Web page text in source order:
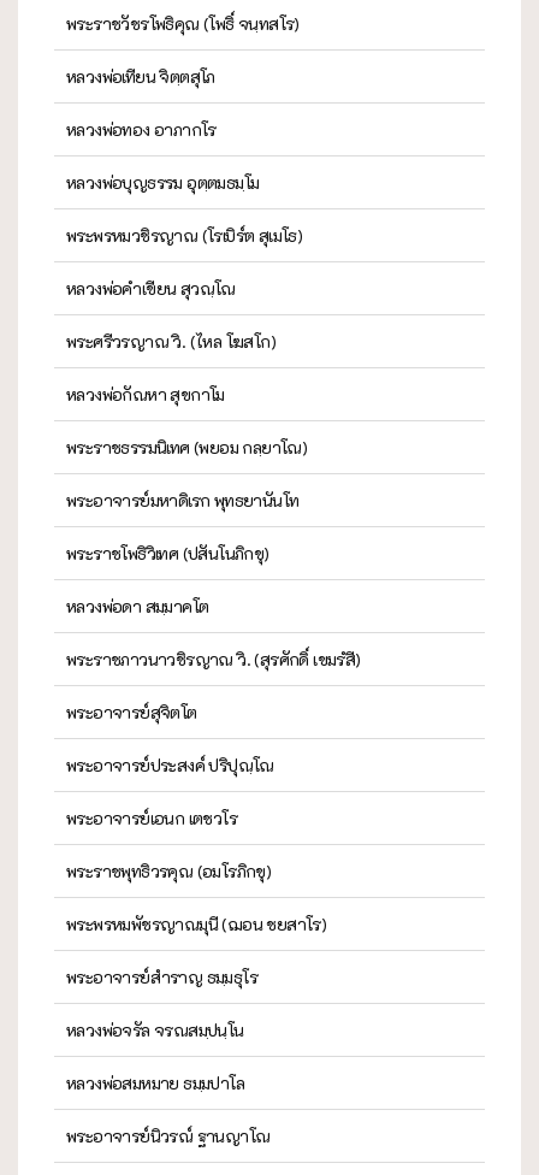
พระราชวัชรโพธิคุณ (โพธิ์ จนฺทสโร)
หลวงพ่อเทียน จิตฺตสุโภ
หลวงพ่อทอง อาภากโร
หลวงพ่อบุญธรรม อุตฺตมธมฺโม
พระพรหมวชิรญาณ (โรเบิร์ต สุเมโธ)
หลวงพ่อคำเขียน สุวณฺโณ
พระศรีวรญาณ วิ. (ไหล โฆสโก)
หลวงพ่อกัณหา สุขกาโม
พระราชธรรมนิเทศ (พยอม กลฺยาโณ)
พระอาจารย์มหาดิเรก พุทธยานันโท
พระราชโพธิวิเทศ (ปสันโนภิกขุ)
หลวงพ่อดา สมฺมาคโต
พระราชภาวนาวชิรญาณ วิ. (สุรศักดิ์ เขมรํสี)
พระอาจารย์สุจิตโต
พระอาจารย์ประสงค์ ปริปุณฺโณ
พระอาจารย์เอนก เตชวโร
พระราชพุทธิวรคุณ (อมโรภิกขุ)
พระพรหมพัชรญาณมุนี (ฌอน ชยสาโร)
พระอาจารย์สำราญ ธมฺมธุโร
หลวงพ่อจรัล จรณสมฺปนฺโน
หลวงพ่อสมหมาย ธมฺมปาโล
พระอาจารย์นิวรณ์ ฐานญาโณ